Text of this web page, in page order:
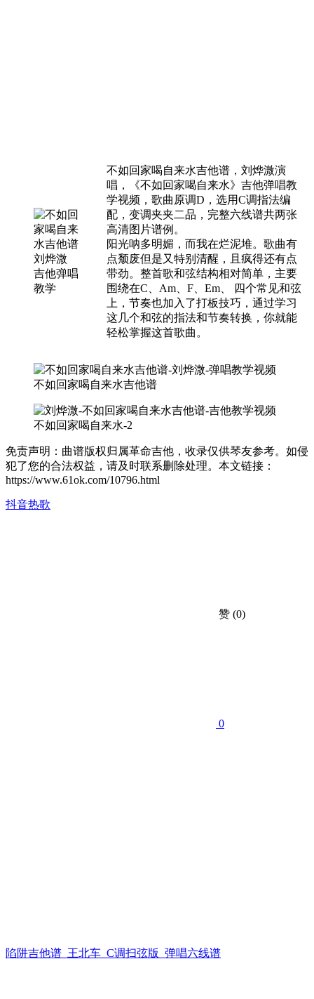
不如回家喝自来水吉他谱，刘烨溦演
唱，《不如回家喝自来水》吉他弹唱教
学视频，歌曲原调D，选用C调指法编
配，变调夹夹二品，完整六线谱共两张
高清图片谱例。
阳光呐多明媚，而我在烂泥堆。歌曲有
点颓废但是又特别清醒，且疯得还有点
带劲。整首歌和弦结构相对简单，主要
围绕在C、Am、F、Em、 四个常见和弦
上，节奏也加入了打板技巧，通过学习
这几个和弦的指法和节奏转换，你就能
轻松掌握这首歌曲。
不如回家喝自来水吉他谱
不如回家喝自来水-2
免责声明：曲谱版权归属革命吉他，收录仅供琴友参考。如侵
犯了您的合法权益，请及时联系删除处理。本文链接：
https://www.61ok.com/10796.html
抖音热歌
赞 (0)
0
陷阱吉他谱_王北车_C调扫弦版_弹唱六线谱